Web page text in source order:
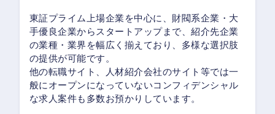
東証プライム上場企業を中心に、財閥系企業・大
手優良企業からスタートアップまで、紹介先企業
の業種・業界を幅広く揃えており、多様な選択肢
の提供が可能です。
他の転職サイト、人材紹介会社のサイト等では一
般にオープンになっていないコンフィデンシャル
な求人案件も多数お預かりしています。